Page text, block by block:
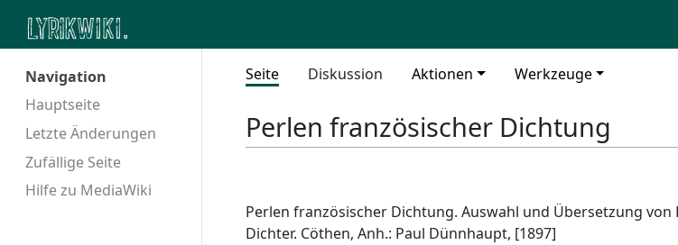
Navigation
Hauptseite
Letzte Änderungen
Zufällige Seite
Hilfe zu MediaWiki
Seite Diskussion Aktionen Werkzeuge
Perlen französischer Dichtung
Perlen französischer Dichtung. Auswahl und Übersetzung
Dichter. Cöthen, Anh.: Paul Dünnhaupt, [1897]